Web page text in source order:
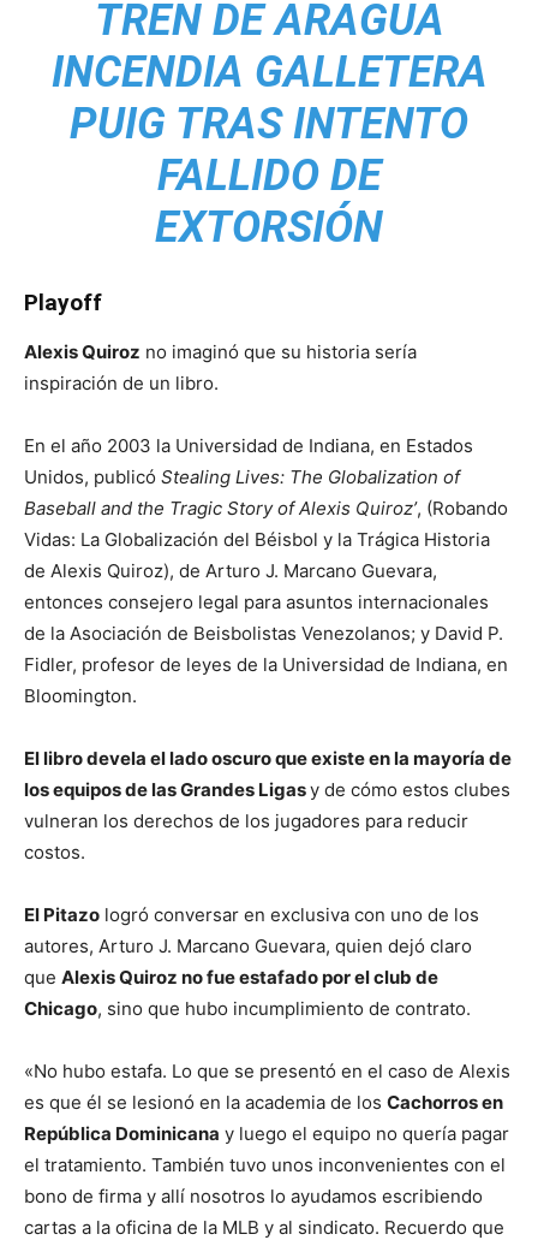
TREN DE ARAGUA
INCENDIA GALLETERA
PUIG TRAS INTENTO
FALLIDO DE
EXTORSIÓN
Playoff
Alexis Quiroz no imaginó que su historia sería
inspiración de un libro.
En el año 2003 la Universidad de Indiana, en Estados
Unidos, publicó Stealing Lives: The Globalization of
Baseball and the Tragic Story of Alexis Quiroz’, (Robando
Vidas: La Globalización del Béisbol y la Trágica Historia
de Alexis Quiroz), de Arturo J. Marcano Guevara,
entonces consejero legal para asuntos internacionales
de la Asociación de Beisbolistas Venezolanos; y David P.
Fidler, profesor de leyes de la Universidad de Indiana, en
Bloomington.
El libro devela el lado oscuro que existe en la mayoría de
los equipos de las Grandes Ligasy de cómo estos clubes
vulneran los derechos de los jugadores para reducir
costos.
El Pitazo logró conversar en exclusiva con uno de los
autores, Arturo J. Marcano Guevara, quien dejó claro
que Alexis Quiroz no fue estafado por el club de
Chicago, sino que hubo incumplimiento de contrato.
«No hubo estafa. Lo que se presentó en el caso de Alexis
es que él se lesionó en la academia de los Cachorros en
República Dominicana y luego el equipo no quería pagar
el tratamiento. También tuvo unos inconvenientes con el
bono de firma y allí nosotros lo ayudamos escribiendo
cartas a la oficina de la MLB y al sindicato. Recuerdo que